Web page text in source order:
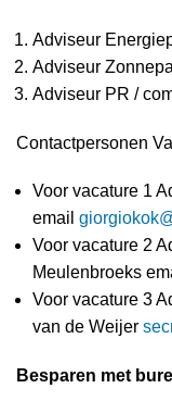
Adviseur
Adviseur
Adviseur PR /
Contactpersonen
Voor vacature 1
email
Voor vacature 2
Meulenbroeks
Voor vacature 3
van de Weijer
Besparen met